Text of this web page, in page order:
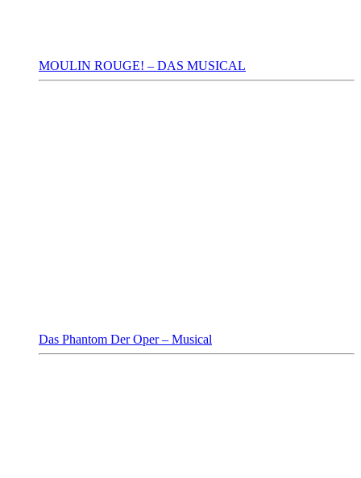
MOULIN ROUGE! – DAS MUSICAL
Das Phantom Der Oper – Musical